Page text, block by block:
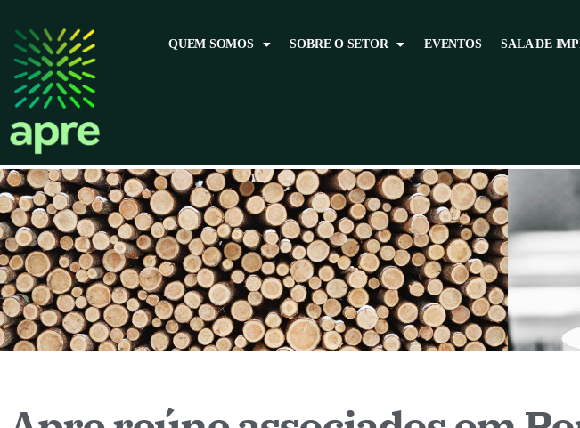
QUEM SOMOS SOBRE O SETOR EVENTOS SALA DE